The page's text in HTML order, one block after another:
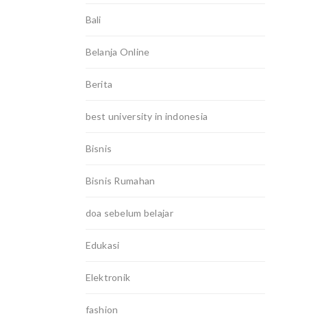
Bali
Belanja Online
Berita
best university in indonesia
Bisnis
Bisnis Rumahan
doa sebelum belajar
Edukasi
Elektronik
fashion